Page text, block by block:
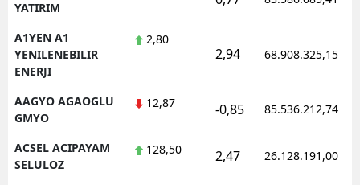
Elazığ
Erzurum
Eskişehir
YATIRIM
A1YEN A1
YENILENEBILIR
ENERJI
2,80
2,94 68.908.325,15
AAGYO AGAOGLU
GMYO
12,87 -0,85 85.536.212,74
ACSEL ACIPAYAM
SELULOZ
128,50 2,47 26.128.191,00